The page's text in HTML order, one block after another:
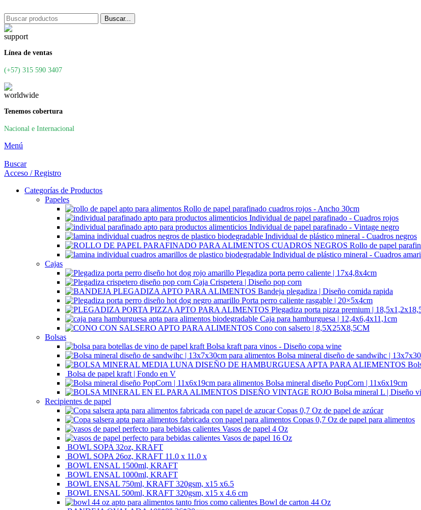
Buscar...
Línea de ventas
(+57) 315 590 3407
Tenemos cobertura
Nacional e Internacional
Menú
Buscar
Acceso / Registro
Categorías de Productos
Papeles
Rollo de papel parafinado cuadros rojos - Ancho 30cm
Individual de papel parafinado - Cuadros rojos
Individual de papel parafinado - Vintage negro
Individual de plástico mineral - Cuadros negros
Rollo de papel
Individual de plástico mineral - Cuadros
Cajas
Plegadiza porta perro caliente | 17x4,8x4cm
Caja Crispetera | Diseño pop corn
Bandeja plegadiza | Diseño comida rapida
Porta perro caliente rasgable | 20×5x4cm
Plegadiza porta pizza premium |
Caja para hamburguesa | 12,4x6,4x11,1cm
Cono con salsero | 8,5X25X8,5CM
Bolsas
Bolsa kraft para vinos - Diseño copa wine
Bolsa mineral diseño de sandwihc |
Bolsa de papel kraft | Fondo en V
Bolsa mineral diseño PopCorn | 11x6x19cm
Bolsa mineral L | Diseño
Recipientes de papel
Copas 0,7 Oz de papel de azúcar
Copas 0,7 Oz de papel para alimentos
Vasos de papel 4 Oz
Vasos de papel 16 Oz
BOWL SOPA 32oz, KRAFT
BOWL SOPA 26oz, KRAFT 11.0 x 11.0 x
BOWL ENSAL 1500ml, KRAFT
BOWL ENSAL 1000ml, KRAFT
BOWL ENSAL 750ml, KRAFT 320gsm, x15 x6.5
BOWL ENSAL 500ml, KRAFT 320gsm, x15 x 4.6 cm
Bowl de carton 44 Oz